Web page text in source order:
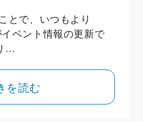
で、いつもより
ベント情報の更新で
…
を読む